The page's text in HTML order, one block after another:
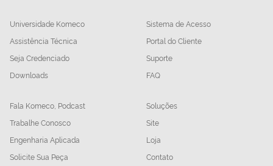
Universidade Komeco
Assistência Técnica
Seja Credenciado
Downloads
Sistema de Acesso
Portal do Cliente
Suporte
FAQ
Fala Komeco, Podcast
Trabalhe Conosco
Engenharia Aplicada
Solicite Sua Peça
Soluções
Site
Loja
Contato